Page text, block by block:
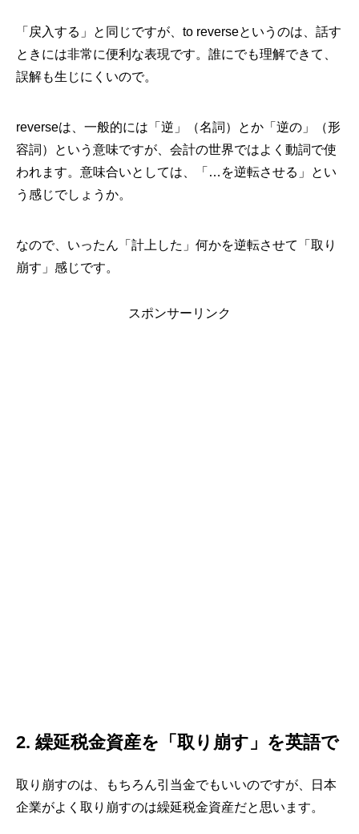
「戻入する」と同じですが、to reverseというのは、話す
ときには非常に便利な表現です。誰にでも理解できて、
誤解も生じにくいので。
reverseは、一般的には「逆」（名詞）とか「逆の」（形
容詞）という意味ですが、会計の世界ではよく動詞で使
われます。意味合いとしては、「…を逆転させる」とい
う感じでしょうか。
なので、いったん「計上した」何かを逆転させて「取り
崩す」感じです。
スポンサーリンク
2. 繰延税金資産を「取り崩す」を英語で
取り崩すのは、もちろん引当金でもいいのですが、日本
企業がよく取り崩すのは繰延税金資産だと思います。